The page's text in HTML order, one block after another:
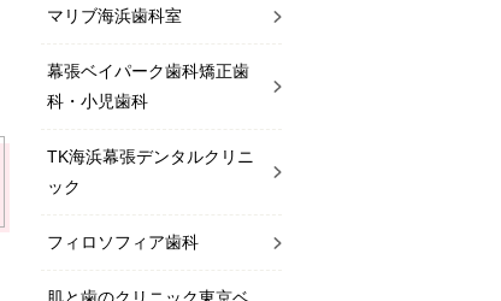
マリブ海浜歯科室
幕張ベイパーク歯科矯正歯
科・小児歯科
TK海浜幕張デンタルクリニ
ック
フィロソフィア歯科